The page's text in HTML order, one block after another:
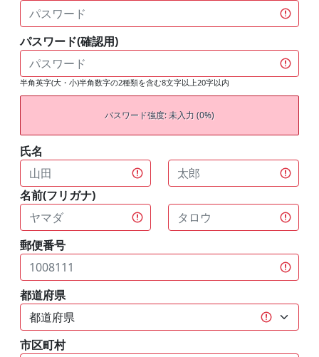
パスワード(確認用)
半角英字(大・小)半角数字の2種類を含む8文字以上20字以内
パスワード強度: 未入力 (0%)
氏名
名前(フリガナ)
郵便番号
都道府県
市区町村